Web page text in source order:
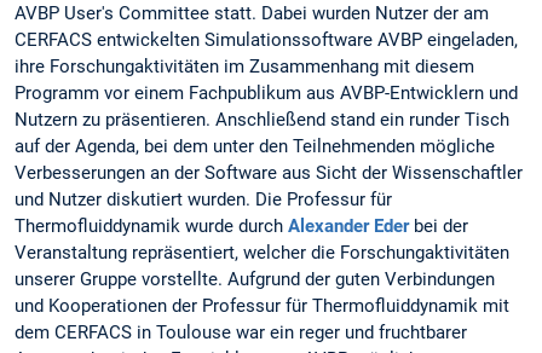
AVBP User's Committee statt. Dabei wurden Nutzer der am
CERFACS entwickelten Simulationssoftware AVBP eingeladen,
ihre Forschungaktivitäten im Zusammenhang mit diesem
Programm vor einem Fachpublikum aus AVBP-Entwicklern und
Nutzern zu präsentieren. Anschließend stand ein runder Tisch
auf der Agenda, bei dem unter den Teilnehmenden mögliche
Verbesserungen an der Software aus Sicht der Wissenschaftler
und Nutzer diskutiert wurden. Die Professur für
Thermofluiddynamik wurde durch Alexander Ederbei der
Veranstaltung repräsentiert, welcher die Forschungaktivitäten
unserer Gruppe vorstellte. Aufgrund der guten Verbindungen
und Kooperationen der Professur für Thermofluiddynamik mit
dem CERFACS in Toulouse war ein reger und fruchtbarer